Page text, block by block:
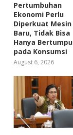
Pertumbuhan
Ekonomi Perlu
Diperkuat Mesin
Baru, Tidak Bisa
Hanya Bertumpu
pada Konsumsi
August 6, 2026